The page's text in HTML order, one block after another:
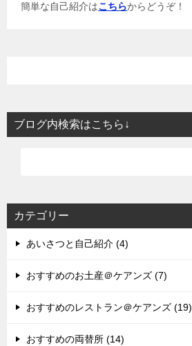
簡単な自己紹介はこちらからどうぞ！
ブログ内検索はこちら↓
カテゴリー
あいさつと自己紹介 (4)
おすすめのお土産＠ケアンズ (7)
おすすめのレストラン＠ケアンズ (19)
おすすめの両替所 (14)